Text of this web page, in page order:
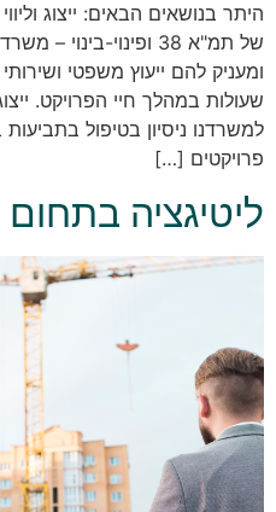
היתר בנושאים הבאים: ייצוג
של תמ"א 38 ופינוי-
ומעניק להם ייעוץ משפטי
שעולות במהלך חיי הפרויקט.
למשרדנו ניסיון בטיפול
פרויקטים […]
ליטיגציה בתחום